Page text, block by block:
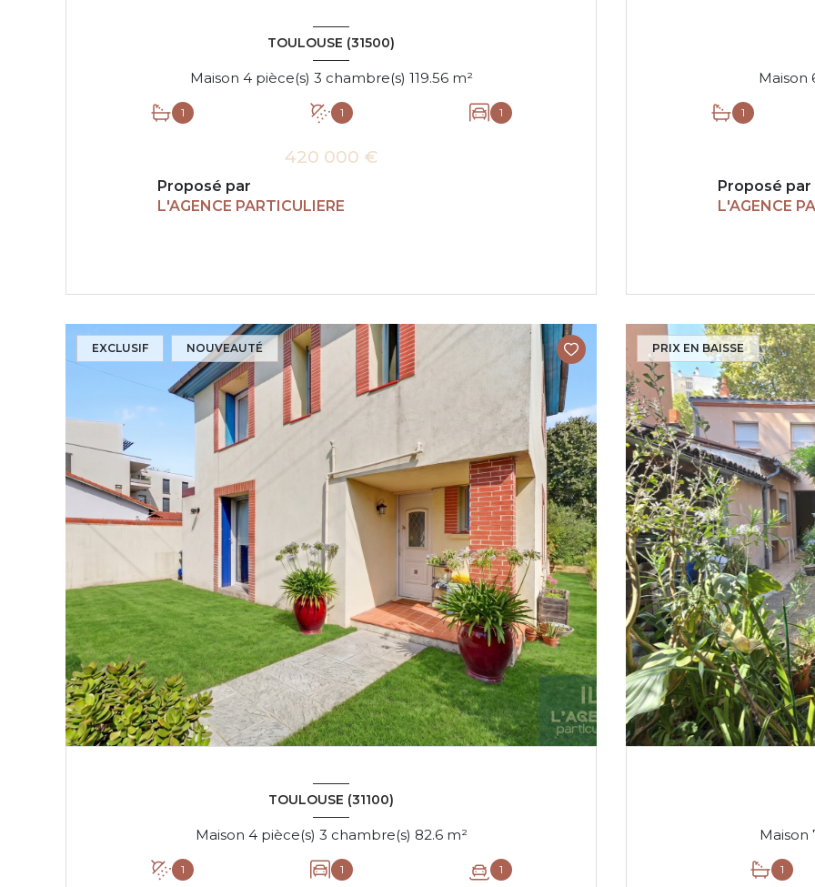
TOULOUSE (31500)
Maison 4 pièce(s) 3 chambre(s) 119.56 m²
1 1 1
420 000 €
Proposé par
L'AGENCE PARTICULIERE
1
Proposé par
L'AGENCE
EXCLUSIF NOUVEAUTÉ
TOULOUSE (31100)
Maison 4 pièce(s) 3 chambre(s) 82.6 m²
1 1 1
PRIX EN BAISSE
1